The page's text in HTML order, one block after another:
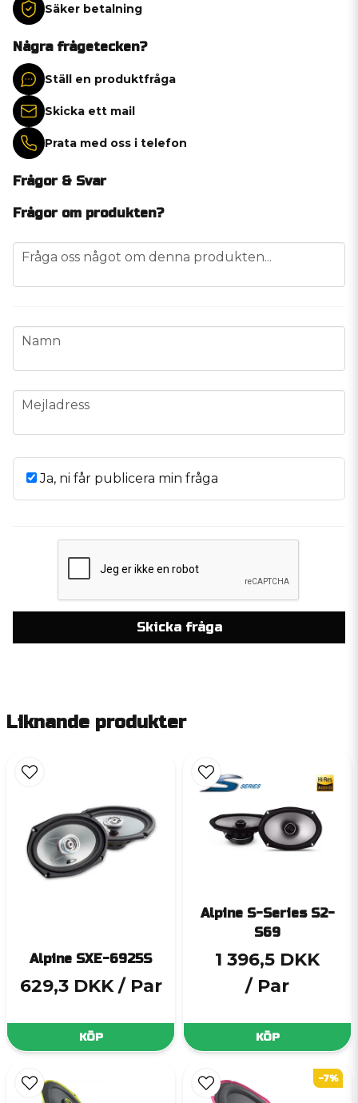
Säker betalning
Några frågetecken?
Ställ en produktfråga
Skicka ett mail
Prata med oss i telefon
Frågor & Svar
Frågor om produkten?
question
Fråga oss något om denna produkten...
name
Namn
email
Mejladress
Ja, ni får publicera min fråga
Skicka fråga
Liknande produkter
Alpine SXE-6925S
629,3 DKK / Par
KÖP
Alpine S-Series S2-
S69
1 396,5 DKK
/ Par
KÖP
-7%